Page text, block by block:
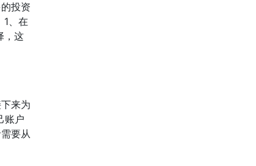
投资
1、在
，这
来为
账户
要从